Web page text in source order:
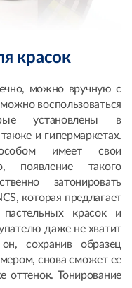
красок
можно вручную с
воспользоваться
установлены в
и гипермаркетах.
имеет свои
появление такого
затонировать
которая предлагает
красок и
даже не хватит
сохранив образец
снова сможет ее
оттенок. Тонирование